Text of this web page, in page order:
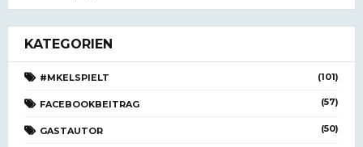
KATEGORIEN
#MKELSPIELT (101)
FACEBOOKBEITRAG (57)
GASTAUTOR (50)